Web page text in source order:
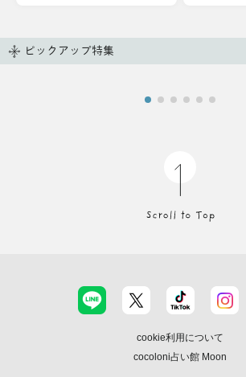
ピックアップ特集
cookie利用について
cocoloni占い館 Moon